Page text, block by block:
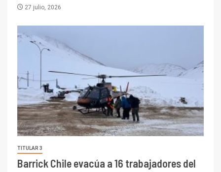
27 julio, 2026
TITULAR 3
Barrick Chile evacúa a 16 trabajadores del